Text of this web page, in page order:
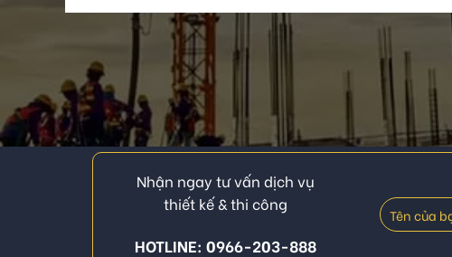
Nhận ngay tư vấn dịch vụ
thiết kế & thi công
HOTLINE: 0966-203-888